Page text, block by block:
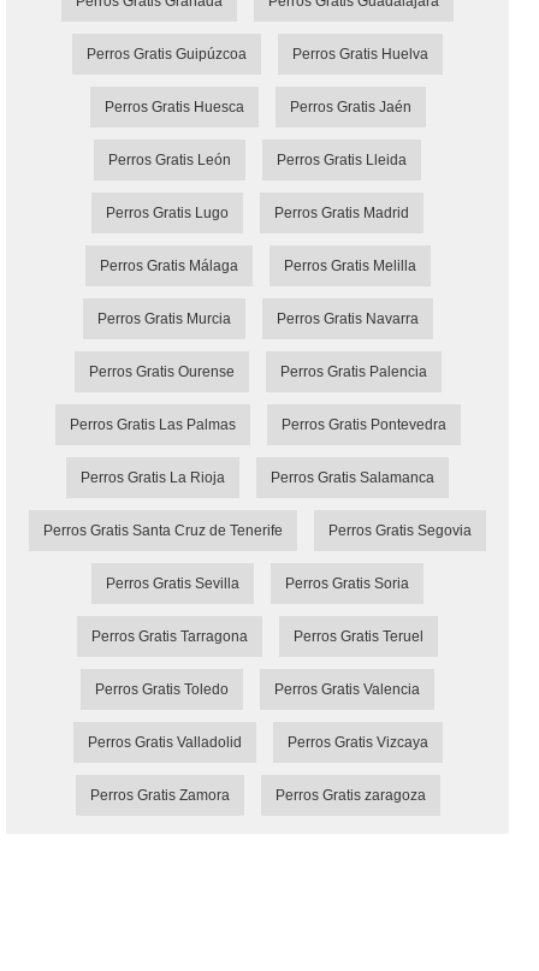
Perros Gratis Guipúzcoa Perros Gratis Huelva
Perros Gratis Huesca Perros Gratis Jaén
Perros Gratis León Perros Gratis Lleida
Perros Gratis Lugo Perros Gratis Madrid
Perros Gratis Málaga Perros Gratis Melilla
Perros Gratis Murcia Perros Gratis Navarra
Perros Gratis Ourense Perros Gratis Palencia
Perros Gratis Las Palmas Perros Gratis Pontevedra
Perros Gratis La Rioja Perros Gratis Salamanca
Perros Gratis Santa Cruz de Tenerife Perros Gratis Segovia
Perros Gratis Sevilla Perros Gratis Soria
Perros Gratis Tarragona Perros Gratis Teruel
Perros Gratis Toledo Perros Gratis Valencia
Perros Gratis Valladolid Perros Gratis Vizcaya
Perros Gratis Zamora Perros Gratis zaragoza